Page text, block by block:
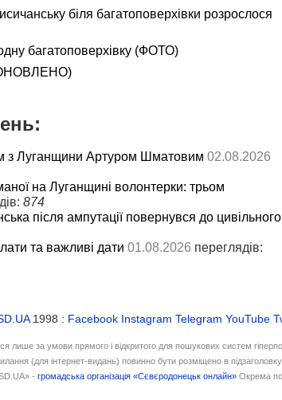
біля багатоповерхівки розрослося
багатоповерхівку (ФОТО)
(ОНОВЛЕНО)
з Луганщини Артуром Шматовим 02.08.2026
на Луганщині волонтерки: трьом
874
після ампутації повернувся до цивільного
та важливі дати 01.08.2026 переглядів:
1998 : Facebook Instagram Telegram YouTube
лише за умови прямого і відкритого для пошукових систем
(для інтернет-видань) повинно бути розміщено в
- громадська організація «Сєвєродонецьк онлайн»Окрема